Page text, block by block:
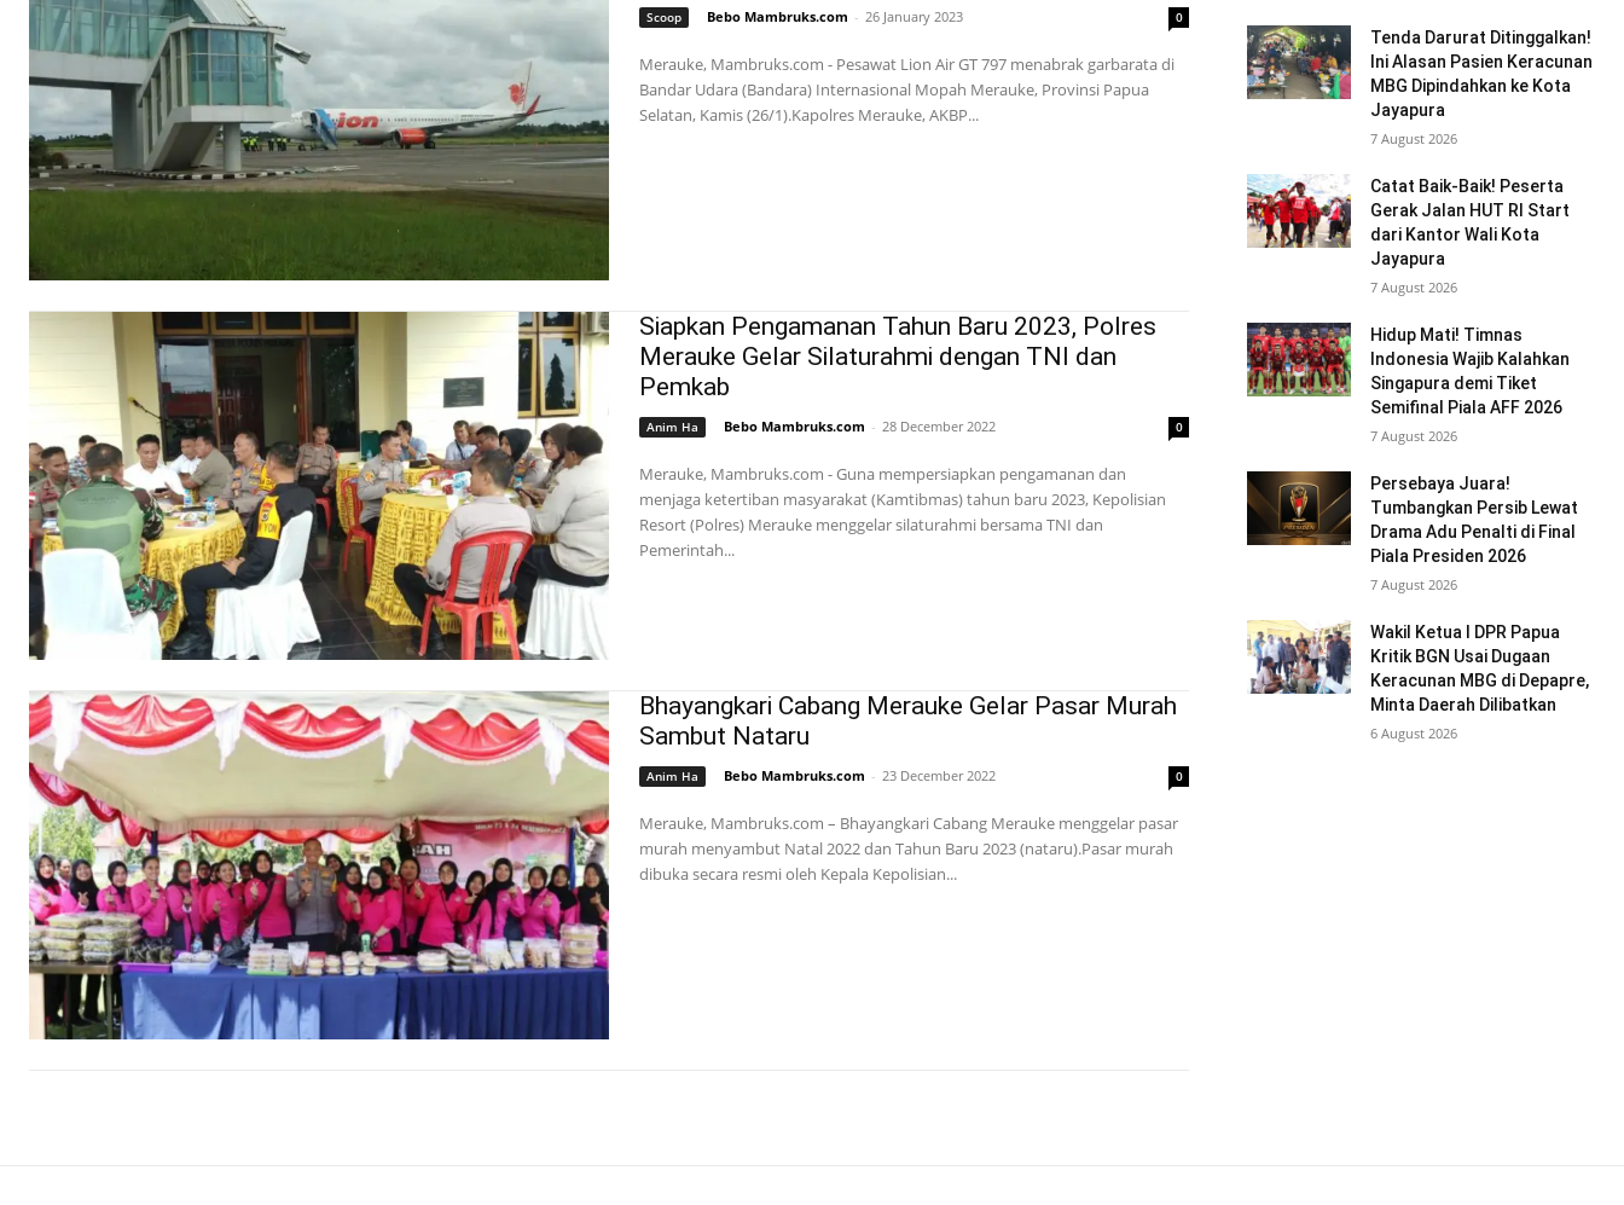
Scoop Bebo Mambruks.com - 26 January 2023 0
Merauke, Mambruks.com - Pesawat Lion Air GT 797 menabrak garbarata di
Bandar Udara (Bandara) Internasional Mopah Merauke, Provinsi Papua
Selatan, Kamis (26/1).Kapolres Merauke, AKBP...
Siapkan Pengamanan Tahun Baru 2023, Polres
Merauke Gelar Silaturahmi dengan TNI dan
Pemkab
Anim Ha Bebo Mambruks.com - 28 December 2022 0
Merauke, Mambruks.com - Guna mempersiapkan pengamanan dan
menjaga ketertiban masyarakat (Kamtibmas) tahun baru 2023, Kepolisian
Resort (Polres) Merauke menggelar silaturahmi bersama TNI dan
Pemerintah...
Bhayangkari Cabang Merauke Gelar Pasar Murah
Sambut Nataru
Anim Ha Bebo Mambruks.com - 23 December 2022 0
Merauke, Mambruks.com – Bhayangkari Cabang Merauke menggelar pasar
murah menyambut Natal 2022 dan Tahun Baru 2023 (nataru).Pasar murah
dibuka secara resmi oleh Kepala Kepolisian...
Tenda Darurat Ditinggalkan!
Ini Alasan Pasien Keracunan
MBG Dipindahkan ke Kota
Jayapura
7 August 2026
Catat Baik-Baik! Peserta
Gerak Jalan HUT RI Start
dari Kantor Wali Kota
Jayapura
7 August 2026
Hidup Mati! Timnas
Indonesia Wajib Kalahkan
Singapura demi Tiket
Semifinal Piala AFF 2026
7 August 2026
Persebaya Juara!
Tumbangkan Persib Lewat
Drama Adu Penalti di Final
Piala Presiden 2026
7 August 2026
Wakil Ketua I DPR Papua
Kritik BGN Usai Dugaan
Keracunan MBG di Depapre,
Minta Daerah Dilibatkan
6 August 2026